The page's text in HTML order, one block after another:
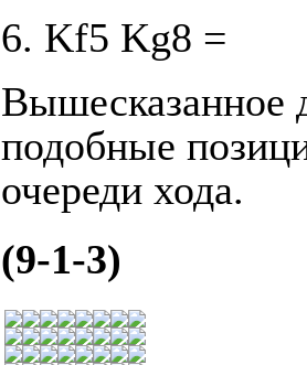
6. Kf5 Kg8 =
Вышесказанное
подобные
очереди хода.
(9-1-3)